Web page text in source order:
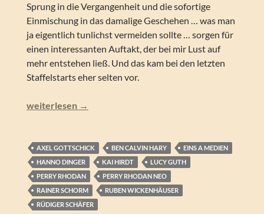
Sprung in die Vergangenheit und die sofortige
Einmischung in das damalige Geschehen … was man
ja eigentlich tunlichst vermeiden sollte … sorgen für
einen interessanten Auftakt, der bei mir Lust auf
mehr entstehen ließ. Und das kam bei den letzten
Staffelstarts eher selten vor.
Perry Rhodan NEO – Arkons dunkle Zeit (Folgen 260-
weiterlesen →
AXEL GOTTSCHICK BEN CALVIN HARY
EINS A MEDIEN
HANNO DINGER
KAI HIRDT
LUCY GUTH
PERRY RHODAN
PERRY RHODAN NEO
RAINER SCHORM
RUBEN WICKENHÄUSER
RÜDIGER SCHÄFER